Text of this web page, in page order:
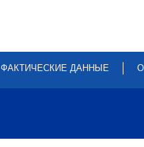
ФАКТИЧЕСКИЕ ДАННЫЕ